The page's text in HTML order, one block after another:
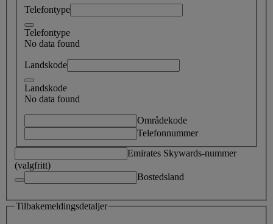
Telefontype
Telefontype
No data found
Landskode
Landskode
No data found
Områdekode
Telefonnummer
Emirates Skywards-nummer
(valgfritt)
Bostedsland
Tilbakemeldingsdetaljer